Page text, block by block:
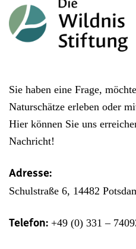
Sie haben eine Frage,
Naturschätze erleben oder
Hier können Sie uns
Nachricht!
Adresse:
Schulstraße 6, 14482
Telefon: +49 (0) 331 –